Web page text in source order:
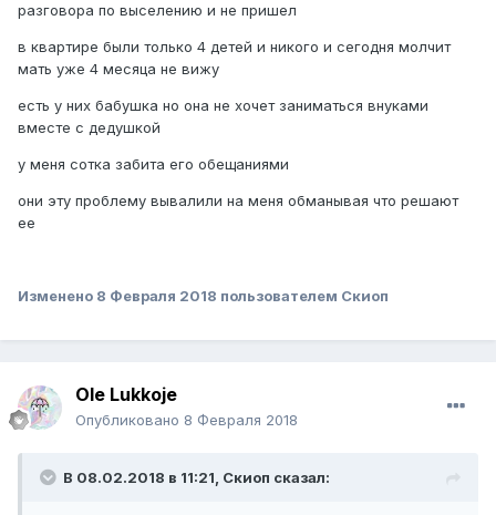
разговора по выселению и не пришел
в квартире были только 4 детей и никого и сегодня молчит
мать уже 4 месяца не вижу
есть у них бабушка но она не хочет заниматься внуками
вместе с дедушкой
у меня сотка забита его обещаниями
они эту проблему вывалили на меня обманывая что решают
ее
Изменено 8 Февраля 2018 пользователем Скиоп
Ole Lukkoje
Опубликовано 8 Февраля 2018
В 08.02.2018 в 11:21, Скиоп сказал: